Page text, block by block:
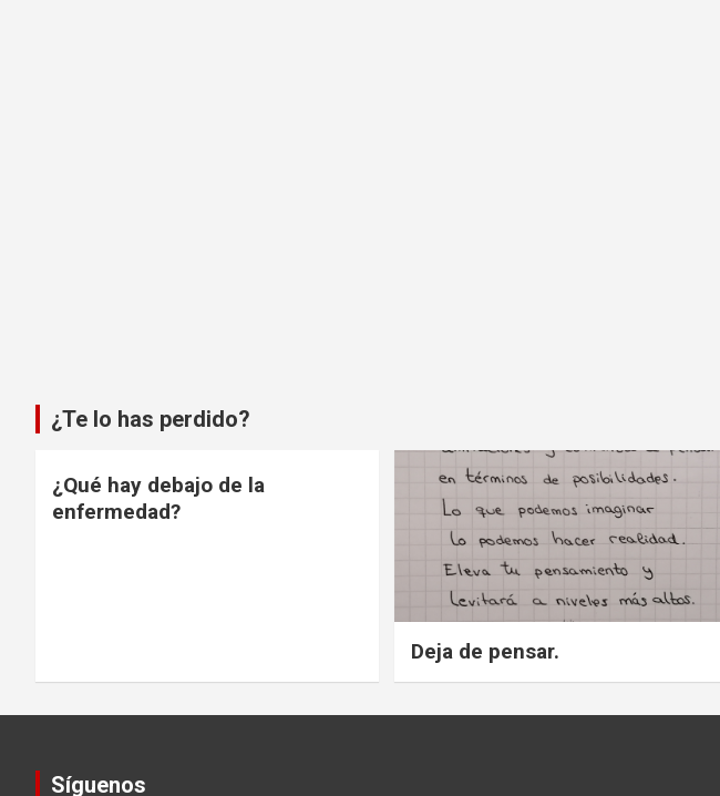
¿Te lo has perdido?
¿Qué hay debajo de la
enfermedad?
Deja de pensar.
Síguenos